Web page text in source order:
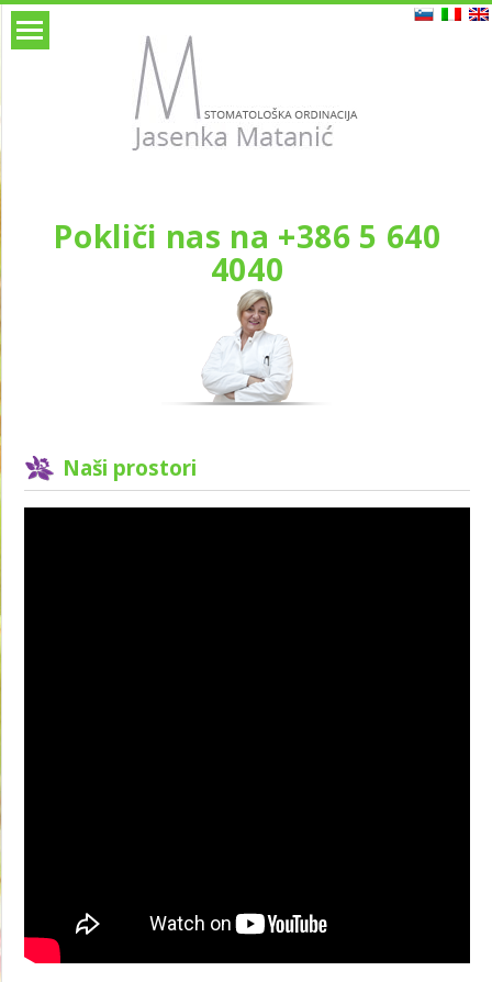
Pokliči nas na +386 5 640
4040
Naši prostori